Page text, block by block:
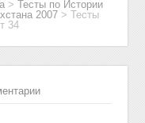
>Тесты по Истории
2007 >Тесты
34